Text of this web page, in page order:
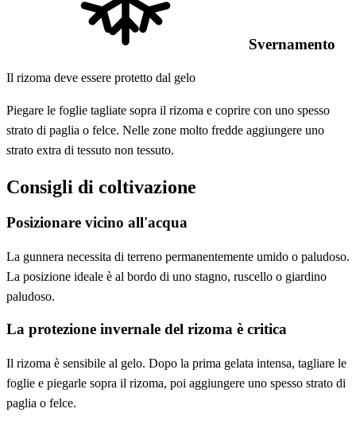
Svernamento
Il rizoma deve essere protetto dal gelo
Piegare le foglie tagliate sopra il rizoma e coprire con uno spesso
strato di paglia o felce. Nelle zone molto fredde aggiungere uno
strato extra di tessuto non tessuto.
Consigli di coltivazione
Posizionare vicino all'acqua
La gunnera necessita di terreno permanentemente umido o paludoso.
La posizione ideale è al bordo di uno stagno, ruscello o giardino
paludoso.
La protezione invernale del rizoma è critica
Il rizoma è sensibile al gelo. Dopo la prima gelata intensa, tagliare le
foglie e piegarle sopra il rizoma, poi aggiungere uno spesso strato di
paglia o felce.